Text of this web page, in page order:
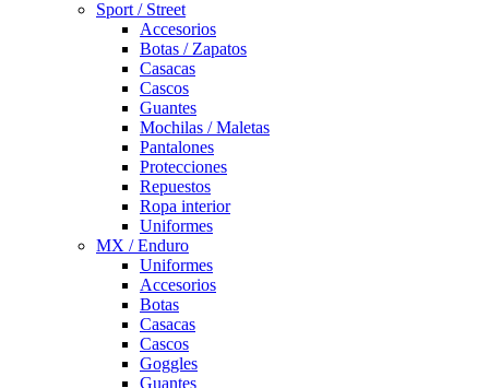
Sport / Street
Accesorios
Botas / Zapatos
Casacas
Cascos
Guantes
Mochilas / Maletas
Pantalones
Protecciones
Repuestos
Ropa interior
Uniformes
MX / Enduro
Uniformes
Accesorios
Botas
Casacas
Cascos
Goggles
Guantes